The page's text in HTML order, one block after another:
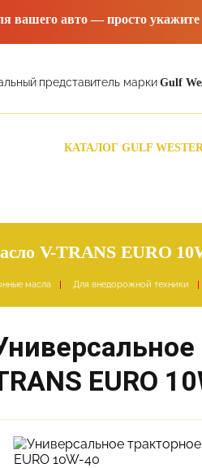
вашего авто — просто
представитель маркиGulf
КАТАЛОГ GULF
V-TRANS EURO
масла Для внедорожной техники
EURO